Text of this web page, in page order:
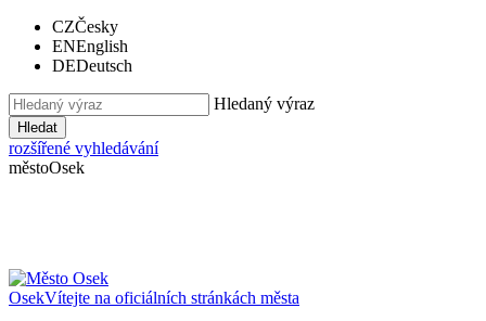
CZČesky
ENEnglish
DEDeutsch
Hledaný výraz
Hledat
rozšířené vyhledávání
městoOsek
OsekVítejte na oficiálních stránkách města